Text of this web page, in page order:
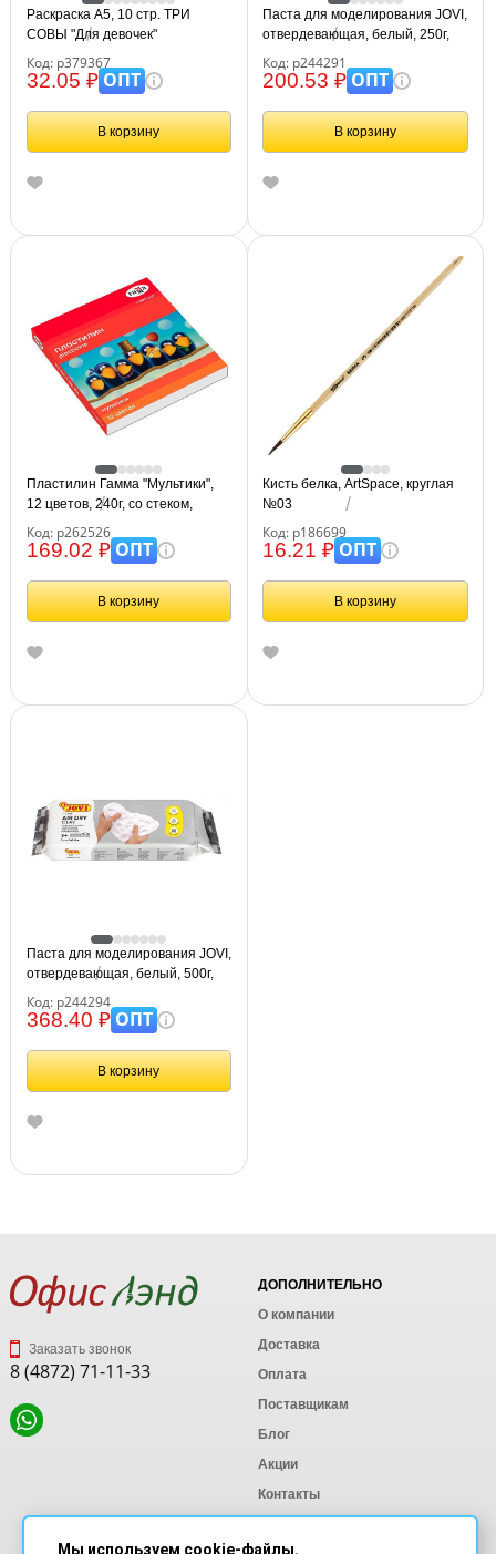
Раскраска А5, 10 стр. ТРИ
СОВЫ "Для девочек"
Код: р379367
32.05 ₽ОПТ
В корзину
Паста для моделирования JOVI,
отвердевающая, белый, 250г,
Код: р244291
200.53 ₽ОПТ
В корзину
Пластилин Гамма "Мультики",
12 цветов, 240г, со стеком,
Код: р262526
169.02 ₽ОПТ
В корзину
Кисть белка, ArtSpace, круглая
№03
Код: р186699
16.21 ₽ОПТ
В корзину
Паста для моделирования JOVI,
отвердевающая, белый, 500г,
Код: р244294
368.40 ₽ОПТ
В корзину
Заказать звонок
8 (4872) 71-11-33
ДОПОЛНИТЕЛЬНО
О компании
Доставка
Оплата
Поставщикам
Блог
Акции
Контакты
Мы используем cookie-файлы.